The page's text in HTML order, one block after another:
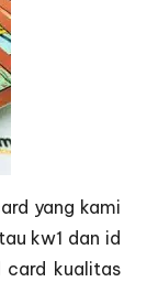
yang kami
kw1 dan id
card kualitas